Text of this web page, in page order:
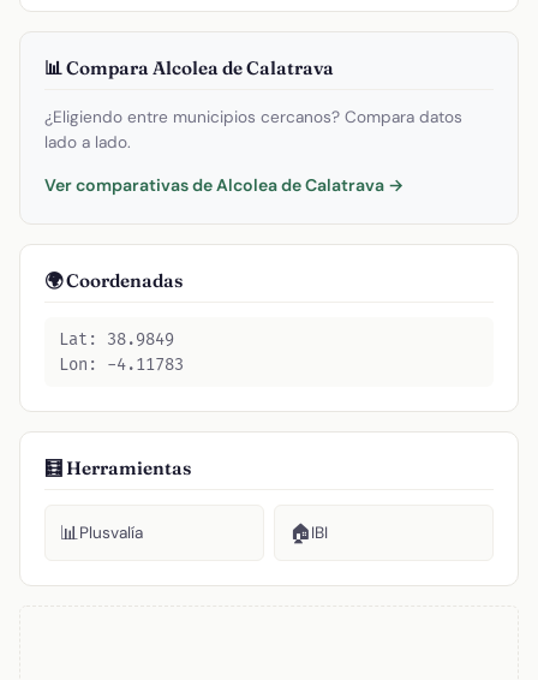
📊 Compara Alcolea de Calatrava
¿Eligiendo entre municipios cercanos? Compara datos
lado a lado.
Ver comparativas de Alcolea de Calatrava →
🌍 Coordenadas
Lat: 38.9849
Lon: -4.11783
🧮 Herramientas
📊Plusvalía 🏠IBI